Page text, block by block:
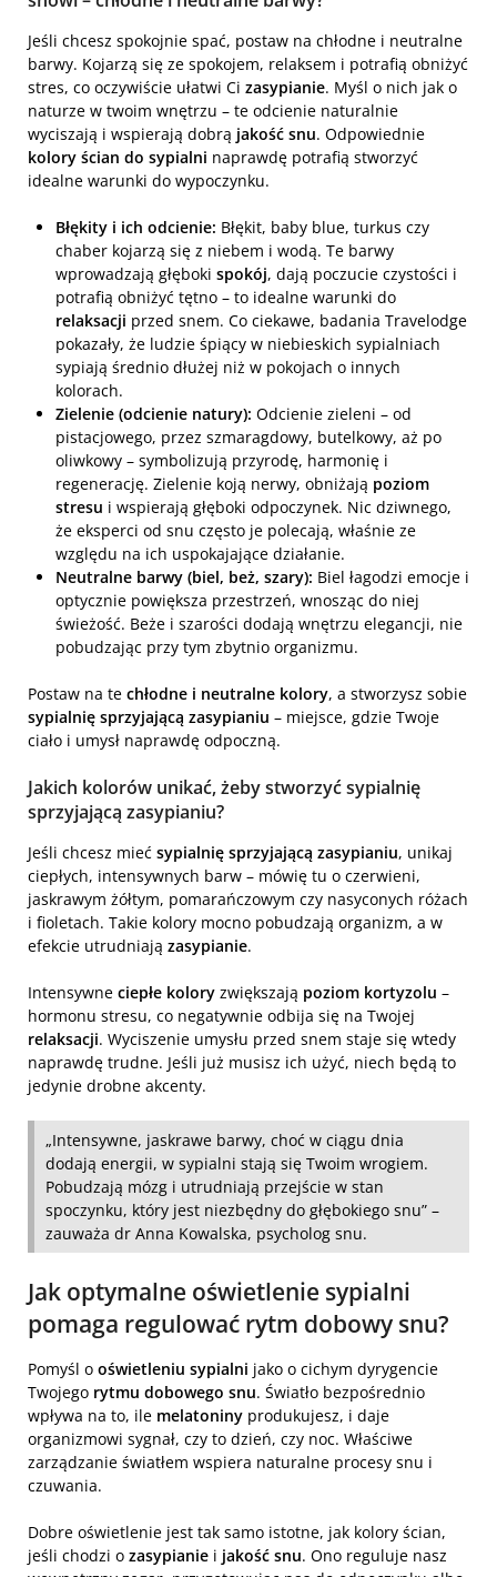
Jeśli chcesz spokojnie spać, postaw na chłodne i neutralne
barwy. Kojarzą się ze spokojem, relaksem i potrafią obniżyć
stres, co oczywiście ułatwi Ci zasypianie. Myśl o nich jak o
naturze w twoim wnętrzu – te odcienie naturalnie
wyciszają i wspierają dobrą jakość snu. Odpowiednie
kolory ścian do sypialni naprawdę potrafią stworzyć
idealne warunki do wypoczynku.
Błękity i ich odcienie: Błękit, baby blue, turkus czy
chaber kojarzą się z niebem i wodą. Te barwy
wprowadzają głęboki spokój, dają poczucie czystości i
potrafią obniżyć tętno – to idealne warunki do
relaksacji przed snem. Co ciekawe, badania Travelodge
pokazały, że ludzie śpiący w niebieskich sypialniach
sypiają średnio dłużej niż w pokojach o innych
kolorach.
Zielenie (odcienie natury): Odcienie zieleni – od
pistacjowego, przez szmaragdowy, butelkowy, aż po
oliwkowy – symbolizują przyrodę, harmonię i
regenerację. Zielenie koją nerwy, obniżają poziom
stresu i wspierają głęboki odpoczynek. Nic dziwnego,
że eksperci od snu często je polecają, właśnie ze
względu na ich uspokajające działanie.
Neutralne barwy (biel, beż, szary): Biel łagodzi emocje i
optycznie powiększa przestrzeń, wnosząc do niej
świeżość. Beże i szarości dodają wnętrzu elegancji, nie
pobudzając przy tym zbytnio organizmu.
Postaw na te chłodne i neutralne kolory, a stworzysz sobie
sypialnię sprzyjającą zasypianiu – miejsce, gdzie Twoje
ciało i umysł naprawdę odpoczną.
Jakich kolorów unikać, żeby stworzyć sypialnię
sprzyjającą zasypianiu?
Jeśli chcesz mieć sypialnię sprzyjającą zasypianiu, unikaj
ciepłych, intensywnych barw – mówię tu o czerwieni,
jaskrawym żółtym, pomarańczowym czy nasyconych różach
i fioletach. Takie kolory mocno pobudzają organizm, a w
efekcie utrudniają zasypianie.
Intensywne ciepłe kolory zwiększają poziom kortyzolu –
hormonu stresu, co negatywnie odbija się na Twojej
relaksacji. Wyciszenie umysłu przed snem staje się wtedy
naprawdę trudne. Jeśli już musisz ich użyć, niech będą to
jedynie drobne akcenty.
„Intensywne, jaskrawe barwy, choć w ciągu dnia
dodają energii, w sypialni stają się Twoim wrogiem.
Pobudzają mózg i utrudniają przejście w stan
spoczynku, który jest niezbędny do głębokiego snu” –
zauważa dr Anna Kowalska, psycholog snu.
Jak optymalne oświetlenie sypialni
pomaga regulować rytm dobowy snu?
Pomyśl o oświetleniu sypialni jako o cichym dyrygencie
Twojego rytmu dobowego snu. Światło bezpośrednio
wpływa na to, ile melatoniny produkujesz, i daje
organizmowi sygnał, czy to dzień, czy noc. Właściwe
zarządzanie światłem wspiera naturalne procesy snu i
czuwania.
Dobre oświetlenie jest tak samo istotne, jak kolory ścian,
jeśli chodzi o zasypianie i jakość snu. Ono reguluje nasz